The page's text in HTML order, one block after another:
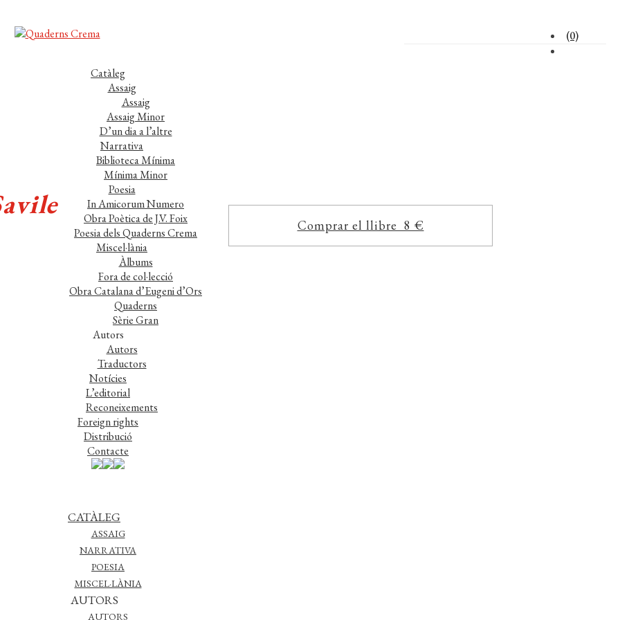
(0)
Catàleg
Assaig
Assaig
Assaig Minor
D’un dia a l’altre
Narrativa
Biblioteca Mínima
Mínima Minor
Poesia
In Amicorum Numero
Obra Poètica de J.V. Foix
Poesia dels Quaderns Crema
Miscel·lània
Àlbums
Fora de col·lecció
Obra Catalana d’Eugeni d’Ors
Quaderns
Sèrie Gran
Autors
Autors
Traductors
Notícies
L’editorial
Reconeixements
Foreign rights
Distribució
Contacte
CATÀLEG
ASSAIG
NARRATIVA
POESIA
MISCEL·LÀNIA
AUTORS
AUTORS
Comprar el llibre 8 €